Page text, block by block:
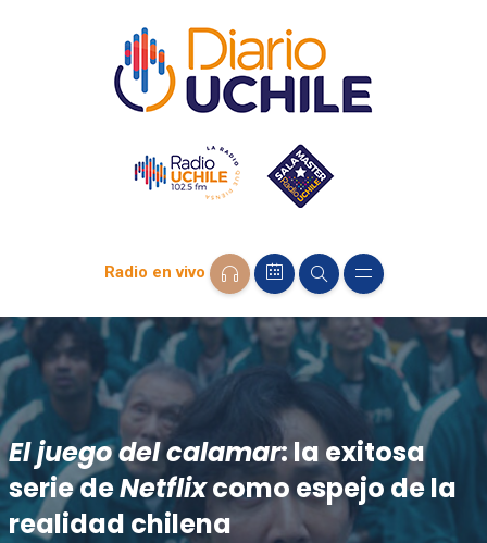
Radio en vivo
El juego del calamar: la exitosa
serie deNetflixcomo espejo de la
realidad chilena